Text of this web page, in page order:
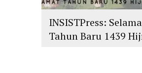
INSISTPress:
Tahun Baru 1439